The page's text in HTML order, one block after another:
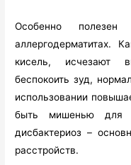
Особенно
аллергодерматитах.
кисель, исчезают
беспокоить зуд,
использовании
быть мишенью для
дисбактериоз –
расстройств.